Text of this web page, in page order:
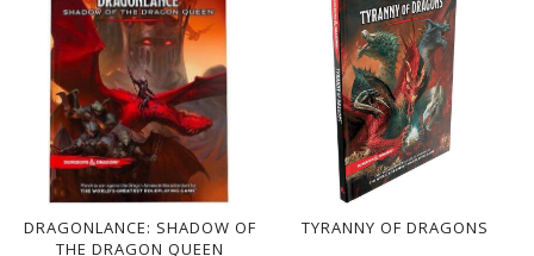
DRAGONLANCE: SHADOW OF
THE DRAGON QUEEN
TYRANNY OF DRAGONS